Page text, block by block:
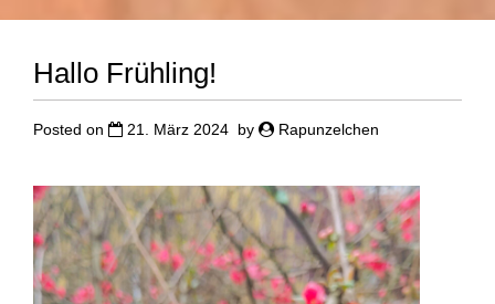
Hallo Frühling!
Posted on 21. März 2024 by Rapunzelchen